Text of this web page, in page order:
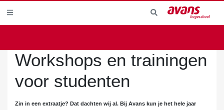
Workshops en trainingen
voor studenten
Zin in een extraatje? Dat dachten wij al. Bij Avans kun je het hele jaar